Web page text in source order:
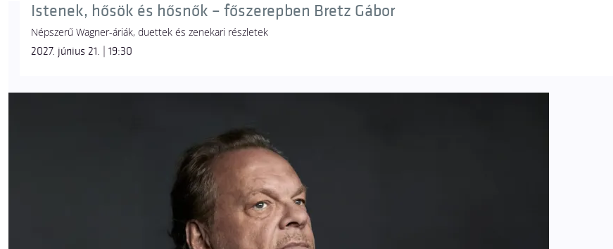
Istenek, hősök és hősnők – főszerepben Bretz Gábor
Népszerű Wagner-áriák, duettek és zenekari részletek
2027. június 21. | 19:30